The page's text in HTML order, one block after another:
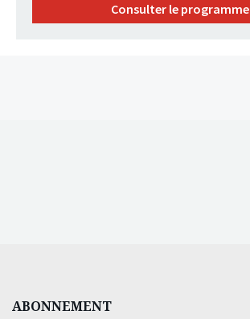
Consulter le programme
ABONNEMENT